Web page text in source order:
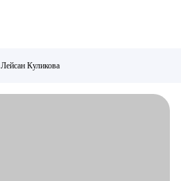
Лейсан Куликова